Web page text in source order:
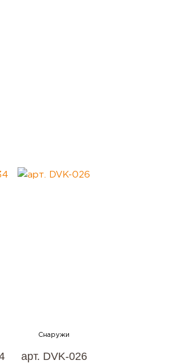
арт. DVK-026